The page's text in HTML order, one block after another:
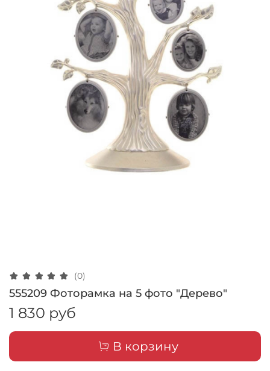
(0)
555209 Фоторамка на 5 фото "Дерево"
1 830 руб
В корзину